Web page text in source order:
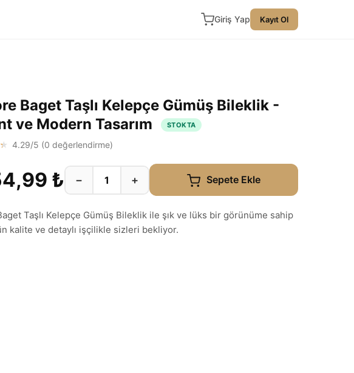
Giriş Yap Kayıt Ol
Baget Taşlı Kelepçe Gümüş Bileklik -
ve Modern Tasarım
STOKTA
4.29/5 (0 değerlendirme)
₺ − + Sepete Ekle
Taşlı Kelepçe Gümüş Bileklik ile şık ve lüks bir görünüme sahip
kalite ve detaylı işçilikle sizleri bekliyor.